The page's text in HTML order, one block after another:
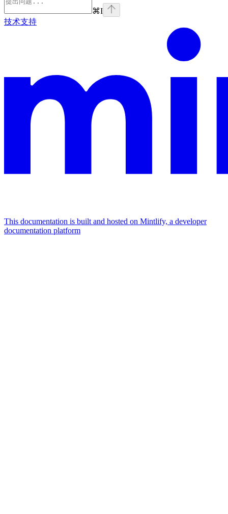
⌘I
技术支持
This documentation is built and hosted on Mintlify, a developer
documentation platform